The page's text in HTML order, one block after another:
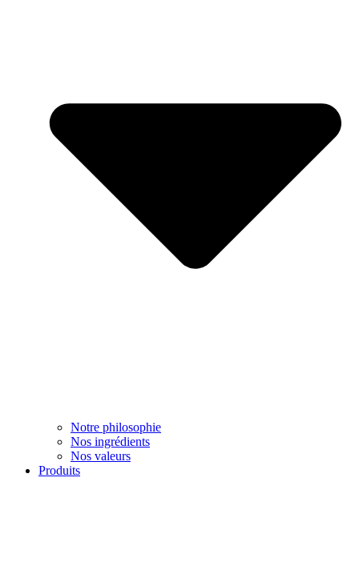
Notre philosophie
Nos ingrédients
Nos valeurs
Produits